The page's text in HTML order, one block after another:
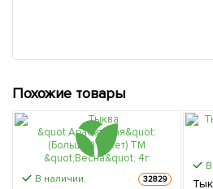
Похожие товары
В наличии. 32829